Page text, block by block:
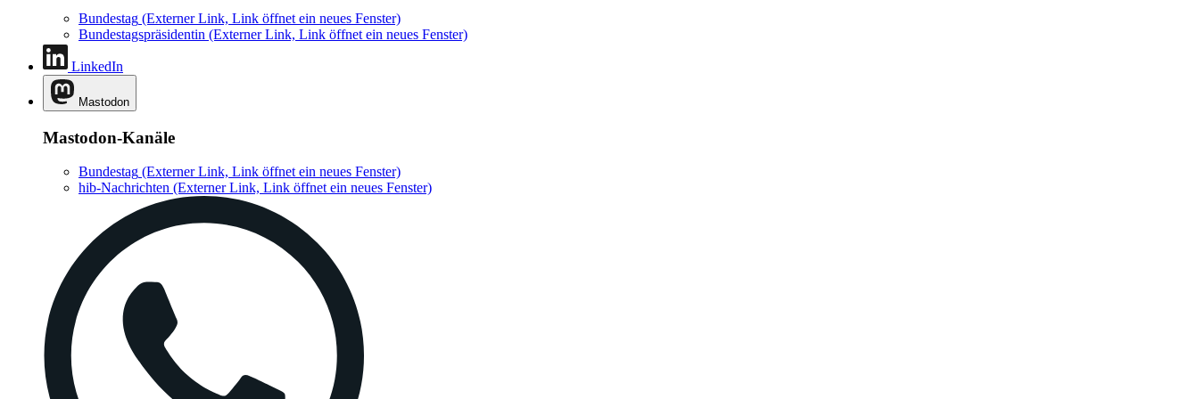
Bundestag (Externer Link, Link öffnet ein neues Fenster)
Bundestagspräsidentin (Externer Link, Link öffnet ein neues Fenster)
LinkedIn
Mastodon
Mastodon-Kanäle
Bundestag (Externer Link, Link öffnet ein neues Fenster)
hib-Nachrichten (Externer Link, Link öffnet ein neues Fenster)